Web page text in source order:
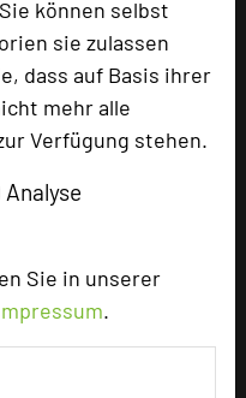
können selbst
sie zulassen
dass auf Basis ihrer
mehr alle
Verfügung stehen.
Analyse
Sie in unserer
.
in den
Portal
Portal eingeräumt